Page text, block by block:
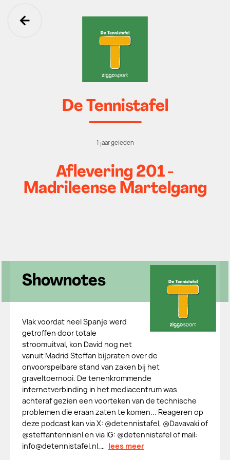
Ga terug
De Tennistafel
1 jaar geleden
Aflevering 201 -
Madrileense Martelgang
Shownotes
Vlak voordat heel Spanje werd
getroffen door totale
stroomuitval, kon David nog net
vanuit Madrid Steffan bijpraten over de
onvoorspelbare stand van zaken bij het
graveltoernooi. De tenenkrommende
internetverbinding in het mediacentrum was
achteraf gezien een voorteken van de technische
problemen die eraan zaten te komen... Reageren op
deze podcast kan via X: @⁠⁠⁠detennistafel⁠⁠⁠, @⁠⁠⁠Davavaki⁠⁠⁠ of
@⁠⁠⁠steffantennisnl⁠⁠⁠ en via IG: @⁠⁠⁠detennistafel⁠⁠⁠ of mail:
⁠⁠⁠info@detennistafel.nl⁠⁠⁠.… lees meer